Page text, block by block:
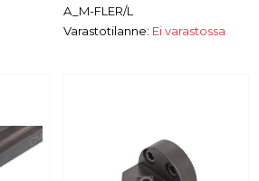
A_M-FLER/L
Varastotilanne: Ei varastossa